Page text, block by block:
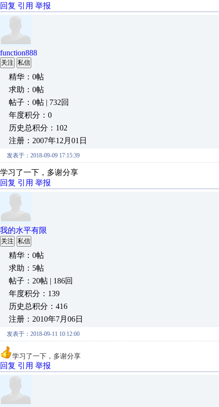
回复 引用 举报
function888
关注 私信
精华：0帖
求助：0帖
帖子：0帖 | 732回
年度积分：0
历史总积分：102
注册：2007年12月01日
发表于：2018-09-09 17:15:39
学习了一下，多谢分享
回复 引用 举报
我的水平有限
关注 私信
精华：0帖
求助：5帖
帖子：20帖 | 186回
年度积分：139
历史总积分：416
注册：2010年7月06日
发表于：2018-09-11 10:12:00
学习了一下，多谢分享
回复 引用 举报